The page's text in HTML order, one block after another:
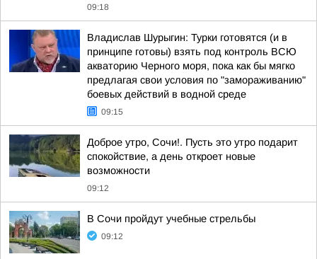
09:18
Владислав Шурыгин: Турки готовятся (и в
принципе готовы) взять под контроль ВСЮ
акваторию Черного моря, пока как бы мягко
предлагая свои условия по "замораживанию"
боевых действий в водной среде
09:15
Доброе утро, Сочи!. Пусть это утро подарит
спокойствие, а день откроет новые
возможности
09:12
В Сочи пройдут учебные стрельбы
09:12